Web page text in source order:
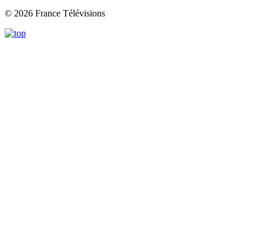
© 2026 France Télévisions